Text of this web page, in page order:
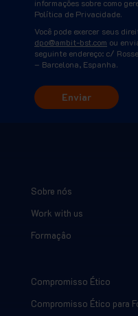
informações sobre como
Política de Privacidade.
Você pode exercer seus
dpo@ambit-bst.com ou
seguinte endereço: c/
– Barcelona, Espanha.
Sobre nós
Work with us
Formaçâo
Compromisso Ético
Compromisso Ético para